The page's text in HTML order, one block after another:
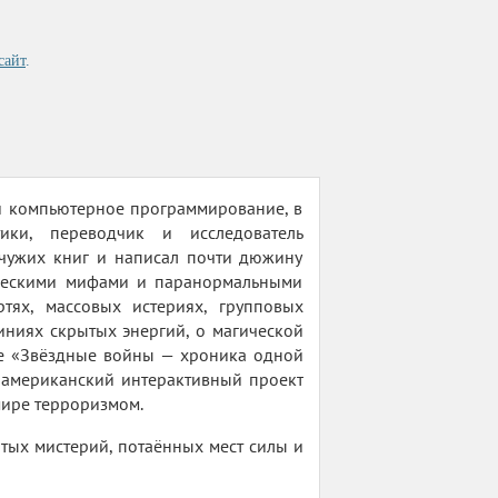
.
компьютерное программирование, в
переводчик и исследователь
книг и написал почти дюжину
мифами и паранормальными
массовых истериях, групповых
скрытых энергий, о магической
«Звёздные войны — хроника одной
интерактивный проект
терроризмом.
мистерий, потаённых мест силы и